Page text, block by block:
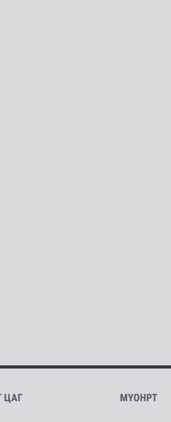
ЦАГ МҮОНРТ